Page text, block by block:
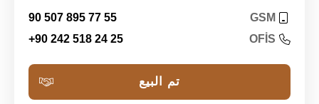
GSM
90 507 895 77 55
OFİS
+90 242 518 24 25
تم البيع